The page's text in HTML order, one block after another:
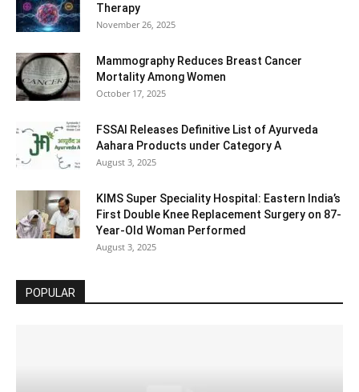
Therapy
November 26, 2025
Mammography Reduces Breast Cancer
Mortality Among Women
October 17, 2025
FSSAI Releases Definitive List of Ayurveda
Aahara Products under Category A
August 3, 2025
KIMS Super Speciality Hospital: Eastern India’s
First Double Knee Replacement Surgery on 87-
Year-Old Woman Performed
August 3, 2025
POPULAR